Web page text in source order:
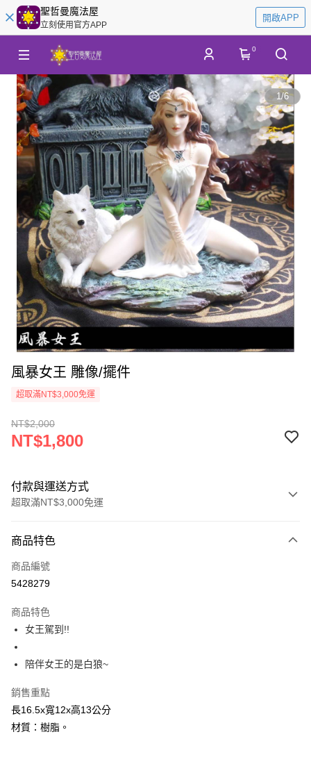
聖哲曼魔法屋
立刻使用官方APP
開啟APP
0
1/6
風暴女王 雕像/擺件
超取滿NT$3,000免運
NT$2,000
NT$1,800
付款與運送方式
超取滿NT$3,000免運
信用卡一次付款
超商取貨付款
Apple Pay
街口支付
ATM付款
商品特色
商品編號
5428279
商品特色
女王駕到!!
陪伴女王的是白狼~
銷售重點
長16.5x寬12x高13公分
材質：樹脂。